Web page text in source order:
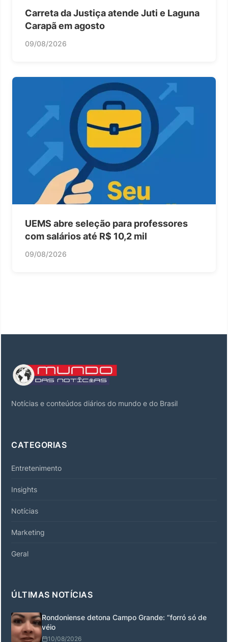
Carreta da Justiça atende Juti e Laguna
Carapã em agosto
09/08/2026
UEMS abre seleção para professores
com salários até R$ 10,2 mil
09/08/2026
Notícias e conteúdos diários do mundo e do Brasil
CATEGORIAS
Entretenimento
Insights
Notícias
Marketing
Geral
ÚLTIMAS NOTÍCIAS
Rondoniense detona Campo Grande: “forró só de
véio
10/08/2026